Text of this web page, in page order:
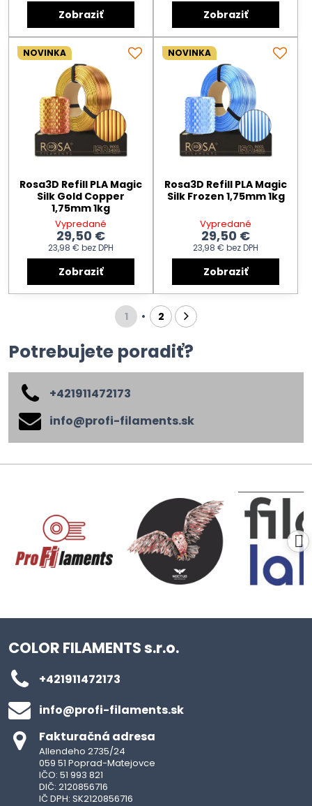
Zobraziť Zobraziť
NOVINKA
Rosa3D Refill PLA Magic
Silk Gold Copper
1,75mm 1kg
Vypredané
29,50 €
23,98 € bez DPH
Zobraziť
NOVINKA
Rosa3D Refill PLA Magic
Silk Frozen 1,75mm 1kg
Vypredané
29,50 €
23,98 € bez DPH
Zobraziť
1 2
Potrebujete poradiť?
+421911472173
info​@profi-filaments​.sk
COLOR FILAMENTS s.r.o.
+421911472173
info​@profi-filaments​.sk
Fakturačná adresa
Allendeho 2735/24
059 51 Poprad-Matejovce
IČO: 51 993 821
DIČ: 2120856716
IČ DPH: SK2120856716